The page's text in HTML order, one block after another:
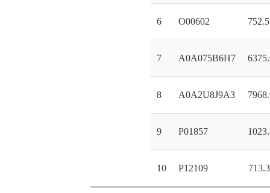
6 O00602
7 A0A075B6H7
8 A0A2U8J9A3
9 P01857
10 P12109